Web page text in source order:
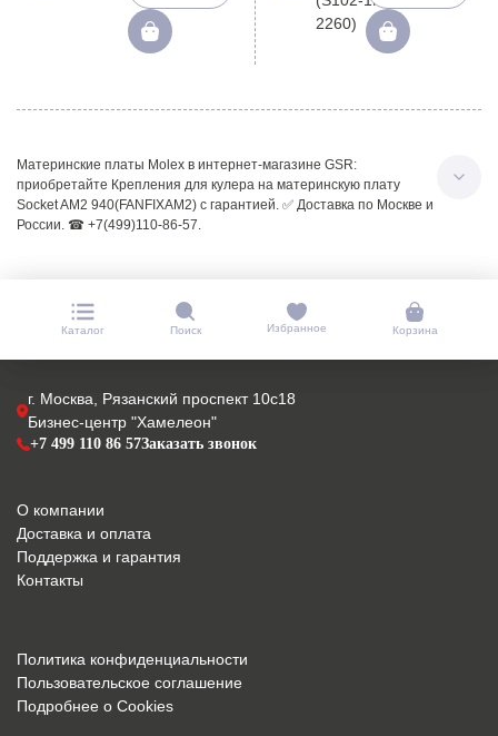
(S102-1N-2260)
Материнские платы Molex в интернет-магазине GSR:
приобретайте Крепления для кулера на материнскую плату
Socket AM2 940(FANFIXAM2) с гарантией. ✅ Доставка по Москве и
России. ☎ +7(499)110-86-57.
Каталог Поиск Избранное Корзина
г. Москва, Рязанский проспект 10с18
Бизнес-центр "Хамелеон"
+7 499 110 86 57Заказать звонок
О компании
Доставка и оплата
Поддержка и гарантия
Контакты
Политика конфиденциальности
Пользовательское соглашение
Подробнее о Cookies